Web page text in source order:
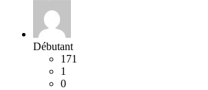
Débutant
171
1
0